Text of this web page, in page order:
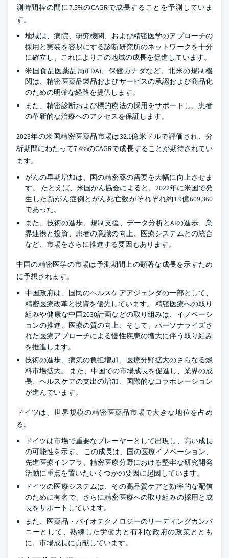
測時間枠の間に7.5%のCAGRで成長することを予測していま
す。
地域は、病院、研究機関、および精密医学のアプローチの
採用と実装を容易にする診断研究所のネットワークを十分
に確立し、これによりこの地域の成長を促進しています。
米国食品医薬品局(FDA)、保健カナダなど、北米の規制機
関は、精密医薬品製品およびサービスの承認および商品化
のための明確な経路を提供します。
また、精密診断および標的療法の採用をサポートし、患者
の革新的な治療へのアクセスを保証します。
2023年の米国精密医薬品市場は32.1億米ドルで評価され、分
析期間にわたって7.4%のCAGRで成長することが期待されてい
ます。
がんの早期増加は、国の精密薬の需要を大幅に向上させま
す。 たとえば、米国がん協会によると、2022年に米国で発
生した新がん症例とがん死亡数がそれぞれ約1.9億609,360
であった。
また、技術の進歩、規制支援、データ分析とAIの進歩、業
界連携と投資、患者の意識の向上、医療システムとの統合
など、市場をさらに推進する要因もあります。
中国の精密医学の市場は予測期間上の顕著な成長を示すため
に予想されます。
中国政府は、国民のヘルスケアアジェンダの一部として、
精密医療改革と投資を優先しています。 精密医療への取り
組みや健康な中国2030計画などの取り組みは、イノベーシ
ョンの推進、医療の質の向上、そして、パーソナライズさ
れた医療アプローチによる慢性疾患の増大に伴う取り組み
を推進します。
技術の進歩、病気の負担増加、医療分野拡大のさらなる燃
料市場拡大。 また、中国での市場成長を促進し、業界の成
長、ヘルスケアの支出の増加、国際的なコラボレーション
が進んでいます。
ドイツは、世界規模の精密医薬品市場で大きな地位を占め
る。
ドイツは市場で重要なプレーヤーとして出現し、高い成長
の可能性を示す。 この成長は、国の医療イノベーション、
先進医療インフラ、精密医療分野における堅牢な研究開発
活動に重点を置いたいくつかの要因に起因しています。
ドイツの医療システムは、その高品質ケアと効率的な配信
のために有名で、さらに精密医療への取り組みの採用と成
長をサポートしています。
また、医薬品・バイオテクノロジーのリーディングカンパ
ニーとして、熟練した労働力と有利な政府の政策ととも
に、市場成長に貢献しています。